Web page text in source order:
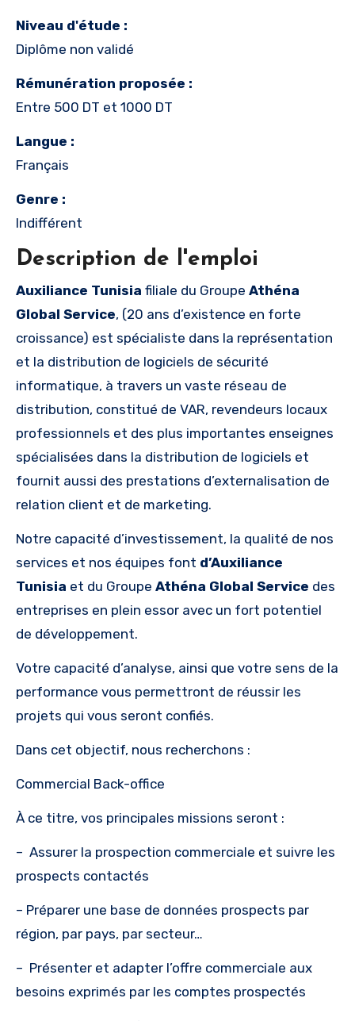
Niveau d'étude :
Diplôme non validé
Rémunération proposée :
Entre 500 DT et 1000 DT
Langue :
Français
Genre :
Indifférent
Description de l'emploi
Auxiliance Tunisia filiale du Groupe Athéna
Global Service, (20 ans d’existence en forte
croissance) est spécialiste dans la représentation
et la distribution de logiciels de sécurité
informatique, à travers un vaste réseau de
distribution, constitué de VAR, revendeurs locaux
professionnels et des plus importantes enseignes
spécialisées dans la distribution de logiciels et
fournit aussi des prestations d’externalisation de
relation client et de marketing.
Notre capacité d’investissement, la qualité de nos
services et nos équipes font d’Auxiliance
Tunisia et du Groupe Athéna Global Service des
entreprises en plein essor avec un fort potentiel
de développement.
Votre capacité d’analyse, ainsi que votre sens de la
performance vous permettront de réussir les
projets qui vous seront confiés.
Dans cet objectif, nous recherchons :
Commercial Back-office
À ce titre, vos principales missions seront :
– Assurer la prospection commerciale et suivre les
prospects contactés
– Préparer une base de données prospects par
région, par pays, par secteur…
– Présenter et adapter l’offre commerciale aux
besoins exprimés par les comptes prospectés